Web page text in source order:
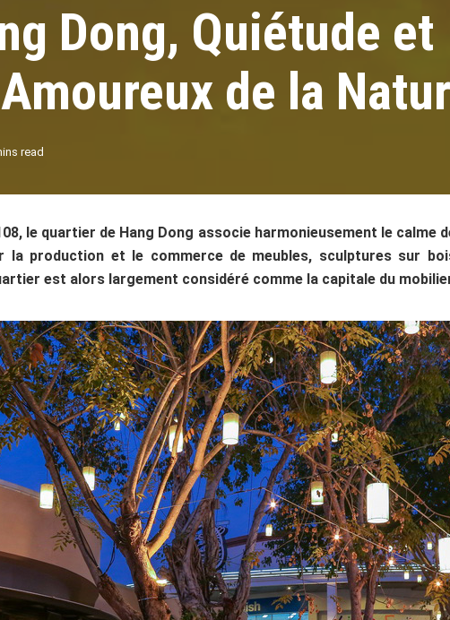
Dong, Quiétude et
de la
read
le quartier de Hang Dong associe harmonieusement le calme
production et le commerce de meubles, sculptures sur
est alors largement considéré comme la capitale du